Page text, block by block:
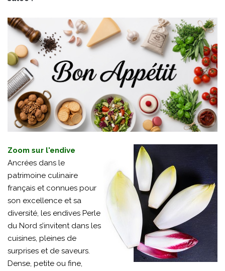
Zoom sur l'endive
Ancrées dans le
patrimoine culinaire
français et connues pour
son excellence et sa
diversité, les endives Perle
du Nord s’invitent dans les
cuisines, pleines de
surprises et de saveurs.
Dense, petite ou fine,